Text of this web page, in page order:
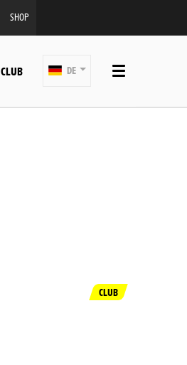
SHOP
CLUB DE
CLUB